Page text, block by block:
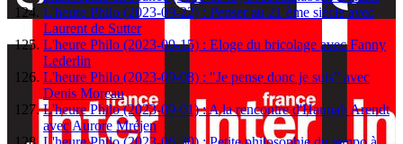
L'heure Philo (2023-09-22) : Penser au 21 ème siécle avec
Laurent de Sutter
L'heure Philo (2023-09-15) : Eloge du bricolage avec Fanny
Lederlin
L'heure Philo (2023-09-08) : "Je pense donc je suis" avec
Denis Moreau
L'heure Philo (2023-09-01) : A la rencontre d'Hannah Arendt
avec Aurore Mréjen